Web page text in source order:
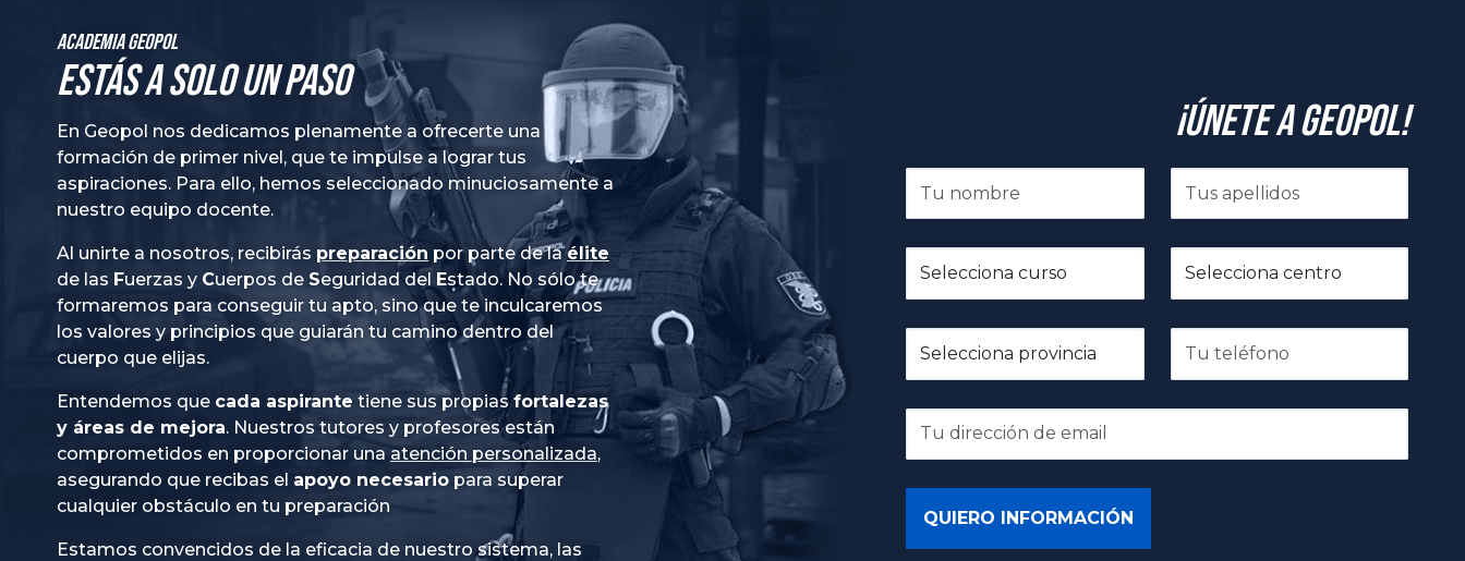
Academia GeoPol
Estás a solo un paso
En Geopol nos dedicamos plenamente a ofrecerte una
formación de primer nivel, que te impulse a lograr tus
aspiraciones. Para ello, hemos seleccionado minuciosamente a
nuestro equipo docente.
Al unirte a nosotros, recibirás preparación por parte de laélite
de las
Fuerzas y Cuerpos de Seguridad del Estado. No sólo te
formaremos para conseguir tu apto, sino que te inculcaremos
los valores y principios que guiarán tu camino dentro del
cuerpo que elijas.
Entendemos que cada aspirante tiene sus propiasfortalezas
y áreas de mejora. Nuestros tutores y profesores están
comprometidos en proporcionar una atención personalizada,
asegurando que recibas el apoyo necesario para superar
cualquier obstáculo en tu preparación
Estamos convencidos de la eficacia de nuestro sistema, las
¡Únete a GeoPol!